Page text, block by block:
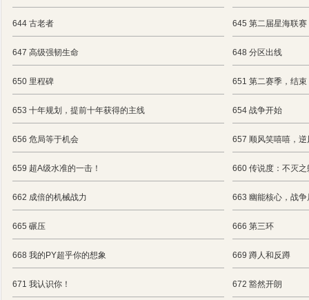
644 古老者 645 第二届星海联赛
647 高级强韧生命 648 分区出线
650 里程碑 651 第二赛季，结束
653 十年规划，提前十年获得的主线 654 战争开始
656 危局等于机会 657 顺风笑嘻嘻，逆
659 超A级水准的一击！ 660 传说度：不灭之
662 成倍的机械战力 663 幽能核心，战争
665 碾压 666 第三环
668 我的PY超乎你的想象 669 蹲人和反蹲
671 我认识你！ 672 豁然开朗